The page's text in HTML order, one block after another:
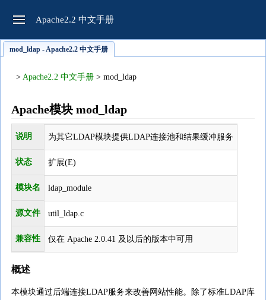
Apache2.2 中文手册
mod_ldap - Apache2.2 中文手册
> Apache2.2 中文手册 > mod_ldap
Apache模块 mod_ldap
说明 为其它LDAP模块提供LDAP连接池和结果缓冲服务
状态 扩展(E)
模块名 ldap_module
源文件 util_ldap.c
兼容性 仅在 Apache 2.0.41 及以后的版本中可用
概述
本模块通过后端连接LDAP服务来改善网站性能。除了标准LDAP库